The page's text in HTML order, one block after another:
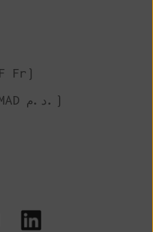
Fr)
Sahara occidental (MAD د.م.)